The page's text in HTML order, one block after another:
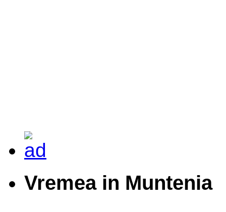
Vremea in Muntenia